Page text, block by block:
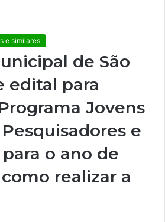
e similares
de São
edital para
Jovens
e
o ano de
realizar a